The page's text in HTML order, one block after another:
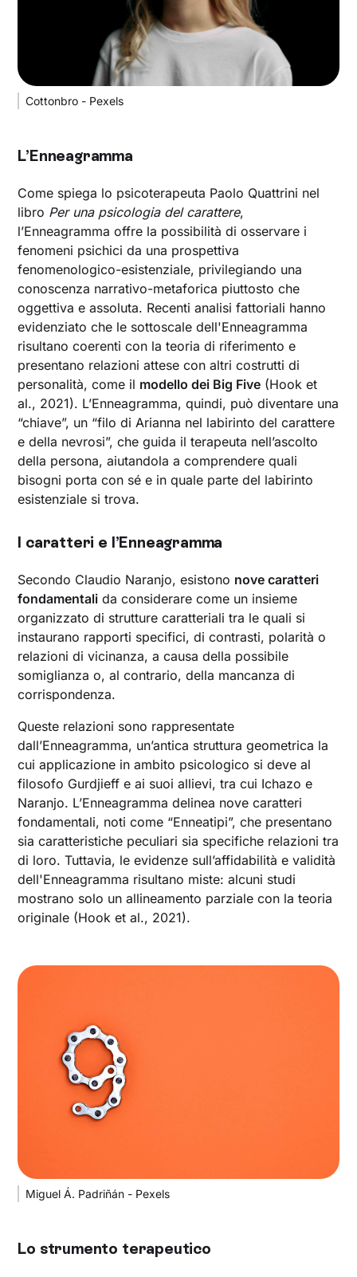
Cottonbro - Pexels
L’Enneagramma
Come spiega lo psicoterapeuta Paolo Quattrini nel
libro Per una psicologia del carattere,
l’Enneagramma offre la possibilità di osservare i
fenomeni psichici da una prospettiva
fenomenologico-esistenziale, privilegiando una
conoscenza narrativo-metaforica piuttosto che
oggettiva e assoluta. Recenti analisi fattoriali hanno
evidenziato che le sottoscale dell'Enneagramma
risultano coerenti con la teoria di riferimento e
presentano relazioni attese con altri costrutti di
personalità, come il modello dei Big Five (Hook et
al., 2021). L’Enneagramma, quindi, può diventare una
“chiave”, un “filo di Arianna nel labirinto del carattere
e della nevrosi”, che guida il terapeuta nell’ascolto
della persona, aiutandola a comprendere quali
bisogni porta con sé e in quale parte del labirinto
esistenziale si trova.
I caratteri e l’Enneagramma
Secondo Claudio Naranjo, esistono nove caratteri
fondamentali da considerare come un insieme
organizzato di strutture caratteriali tra le quali si
instaurano rapporti specifici, di contrasti, polarità o
relazioni di vicinanza, a causa della possibile
somiglianza o, al contrario, della mancanza di
corrispondenza.
Queste relazioni sono rappresentate
dall’Enneagramma, un’antica struttura geometrica la
cui applicazione in ambito psicologico si deve al
filosofo Gurdjieff e ai suoi allievi, tra cui Ichazo e
Naranjo. L’Enneagramma delinea nove caratteri
fondamentali, noti come “Enneatipi”, che presentano
sia caratteristiche peculiari sia specifiche relazioni tra
di loro. Tuttavia, le evidenze sull’affidabilità e validità
dell'Enneagramma risultano miste: alcuni studi
mostrano solo un allineamento parziale con la teoria
originale (Hook et al., 2021).
Miguel Á. Padriñán - Pexels
Lo strumento terapeutico